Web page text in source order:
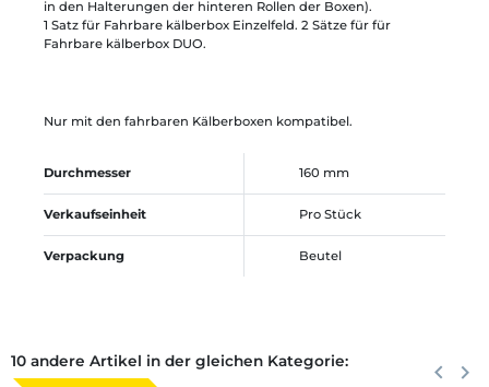
in den Halterungen der hinteren Rollen der Boxen).
1 Satz für Fahrbare kälberbox Einzelfeld. 2 Sätze für für
Fahrbare kälberbox DUO.
Nur mit den fahrbaren Kälberboxen kompatibel.
Durchmesser 160 mm
Verkaufseinheit Pro Stück
Verpackung Beutel
10 andere Artikel in der gleichen Kategorie: Zurück
keyboard_arrow_left keyboard_arrow_right